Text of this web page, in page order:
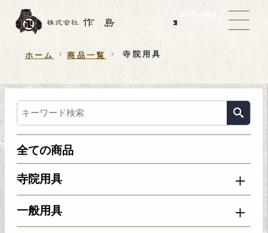
Language
ホーム 商品一覧 寺院用具
全ての商品
寺院用具
一般用具